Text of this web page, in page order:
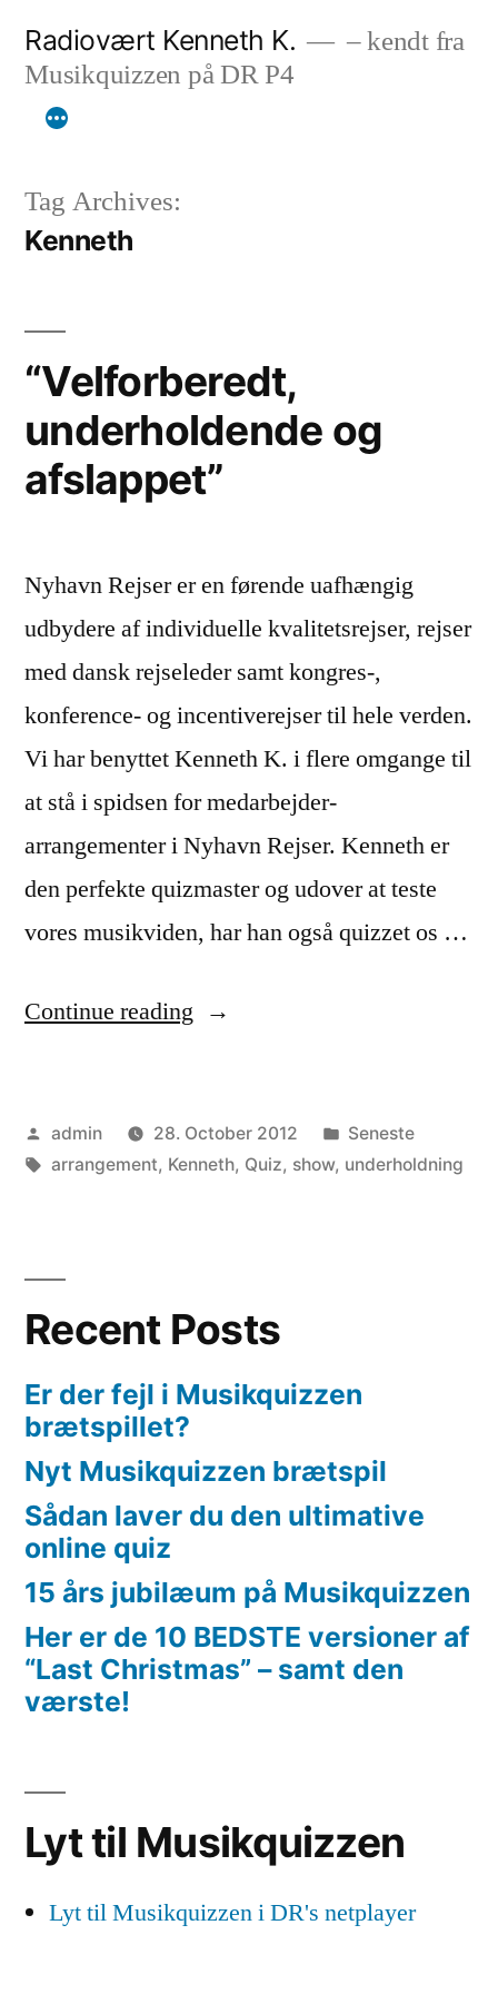
content
Radiovært Kenneth K.
– kendt fra
Musikquizzen på DR P4
Tag Archives:
Kenneth
“Velforberedt,
underholdende og
afslappet”
Nyhavn Rejser er en førende uafhængig
udbydere af individuelle kvalitetsrejser, rejser
med dansk rejseleder samt kongres-,
konference- og incentiverejser til hele verden.
Vi har benyttet Kenneth K. i flere omgange til
at stå i spidsen for medarbejder-
arrangementer i Nyhavn Rejser. Kenneth er
den perfekte quizmaster og udover at teste
vores musikviden, har han også quizzet os …
Continue reading ““Velforberedt,
afslappet””
Posted
by
admin 28. October 2012
Posted
in
Seneste
Tags:
arrangement, Kenneth, Quiz, show, underholdning
Recent Posts
Er der fejl i Musikquizzen
brætspillet?
Nyt Musikquizzen brætspil
Sådan laver du den ultimative
online quiz
15 års jubilæum på Musikquizzen
Her er de 10 BEDSTE versioner af
“Last Christmas” – samt den
værste!
Lyt til Musikquizzen
Lyt til Musikquizzen i DR's netplayer